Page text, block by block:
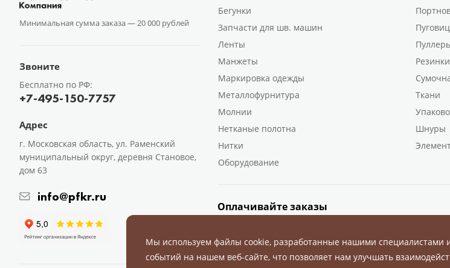
Минимальная сумма заказа — 20 000 рублей
Звоните
Бесплатно по РФ:
+7-495-150-7757
Адрес
г. Московская область, ул. Раменский
муниципальный округ, деревня Становое,
дом 63
info@pfkr.ru
Бегунки
Запчасти для шв. машин
Ленты
Манжеты
Маркировка одежды
Металлофурнитура
Молнии
Нетканые полотна
Нитки
Оборудование
Резинки
Ткани
Шнуры
Оплачивайте заказы
Мы используем файлы cookie, разработанные нашими специалистами
событий на нашем веб-сайте, что позволяет нам улучшать